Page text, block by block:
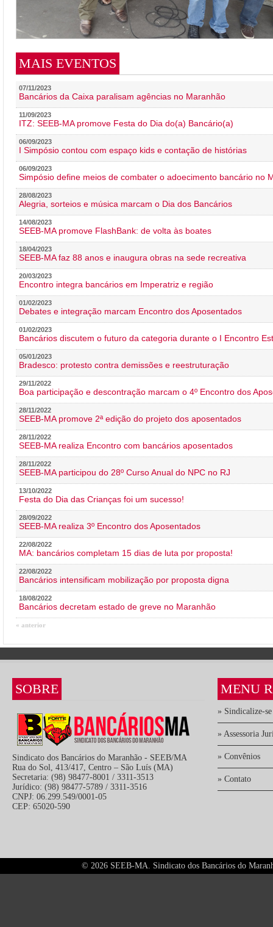
MAIS EVENTOS
07/11/2023
Bancários da Caixa paralisam agências no Maranhão
11/09/2023
ITZ: SEEB-MA promove Festa do Dia do(a) Bancário(a)
06/09/2023
I Simpósio contou com espaço kids e contação de histórias
06/09/2023
Simpósio define meios de combater o adoecimento bancário no
28/08/2023
Alegria, sorteios e música marcam o Dia dos Bancários
14/08/2023
SEEB-MA promove FlashBank: de volta às boates
18/04/2023
SEEB-MA faz 88 anos e inaugura obras na sede recreativa
20/03/2023
Encontro integra bancários em Imperatriz e região
01/02/2023
Debates e integração marcam Encontro dos Aposentados
01/02/2023
Bancários discutem o futuro da categoria durante o I Encontro
05/01/2023
Bradesco: protesto contra demissões e reestruturação
29/11/2022
Boa participação e descontração marcam o 4º Encontro dos
28/11/2022
SEEB-MA promove 2ª edição do projeto dos aposentados
28/11/2022
SEEB-MA realiza Encontro com bancários aposentados
28/11/2022
SEEB-MA participou do 28º Curso Anual do NPC no RJ
13/10/2022
Festa do Dia das Crianças foi um sucesso!
28/09/2022
SEEB-MA realiza 3º Encontro dos Aposentados
22/08/2022
MA: bancários completam 15 dias de luta por proposta!
22/08/2022
Bancários intensificam mobilização por proposta digna
18/08/2022
Bancários decretam estado de greve no Maranhão
« anterior
SOBRE
Sindicato dos Bancários do Maranhão - SEEB/MA
Rua do Sol, 413/417, Centro – São Luís (MA)
Secretaria: (98) 98477-8001 / 3311-3513
Jurídico: (98) 98477-5789 / 3311-3516
CNPJ: 06.299.549/0001-05
CEP: 65020-590
MENU
» Sindicalize-se
» Assessoria
» Convênios
» Contato
© 2026 SEEB-MA. Sindicato dos Bancários do